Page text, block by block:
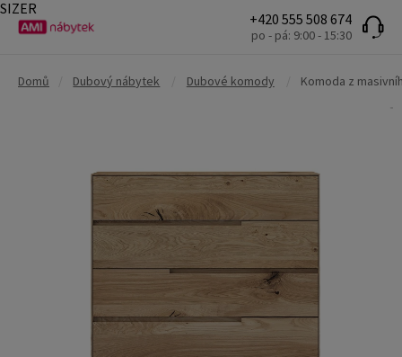
+420 555 508 674
po - pá: 9:00 - 15:30
Domů Dubový nábytek Dubové komody Komoda z
SIZER